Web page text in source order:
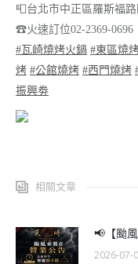
📮 台北市中正區羅斯福
☎火速訂位02-2369-0696
#瓦崎燒烤火鍋 #東區燒
烤 #公館燒烤 #西門燒烤
振興劵
相關文章
📢【颱風
2026-07-